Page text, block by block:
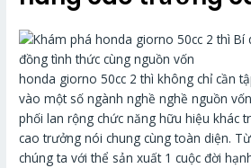
honda giorno 50cc 2 thì không chỉ cần
vào một số ngành nghề nghề nguồn
phối lan rộng chức năng hữu hiệu khác
cao trưởng nói chung cùng toàn diện.
chúng ta với thể sản xuất 1 cuộc đời